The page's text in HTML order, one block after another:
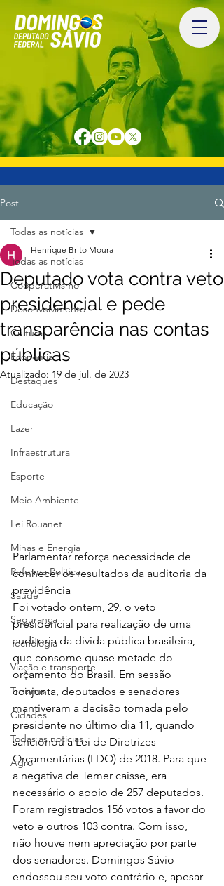
Post
Todas as notícias
Cooperativismo
Desenvolvimento
Cultura
Economia
Destaques
Educação
Lazer
Infraestrutura
Esporte
Meio Ambiente
Lei Rouanet
Minas e Energia
Reforma Política
Saúde
Segurança
Tecnologia
Viação e transporte
Turismo
Cidades
Todas as notícias
Agro
Todas as notícias
Deputado vota contra veto
presidencial e pede
transparência nas contas
públicas
Henrique Brito Moura
Atualizado: 19 de jul. de 2023
Parlamentar reforça necessidade de
conhecer os resultados da auditoria da
previdência
Foi votado ontem, 29, o veto
presidencial para realização de uma
auditoria da dívida pública brasileira,
que consome quase metade do
orçamento do Brasil. Em sessão
conjunta, deputados e senadores
mantiveram a decisão tomada pelo
presidente no último dia 11, quando
sancionou a Lei de Diretrizes
Orçamentárias (LDO) de 2018. Para que
a negativa de Temer caísse, era
necessário o apoio de 257 deputados.
Foram registrados 156 votos a favor do
veto e outros 103 contra. Com isso,
não houve nem apreciação por parte
dos senadores. Domingos Sávio
endossou seu voto contrário e, apesar